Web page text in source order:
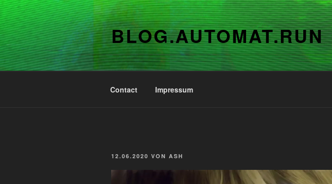
Zum
Inhalt
springen
BLOG.AUTOMAT.RUN
Contact Impressum
VERÖFFENTLICHT
12.06.2020 VON ASH